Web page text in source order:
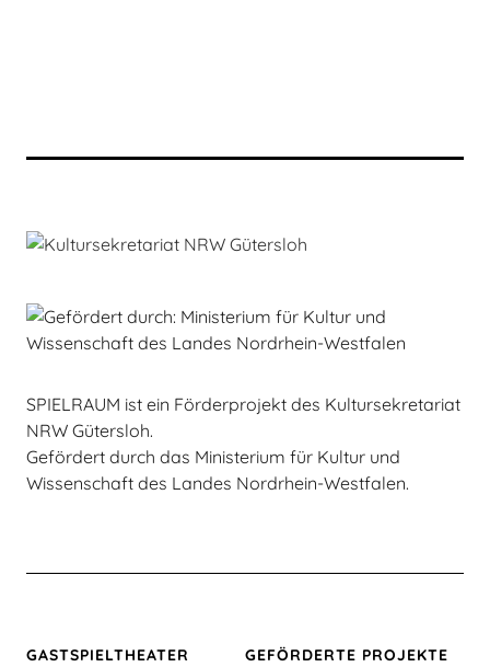
SPIELRAUM ist ein Förderprojekt des Kultursekretariat
NRW Gütersloh.
Gefördert durch das Ministerium für Kultur und
Wissenschaft des Landes Nordrhein-Westfalen.
GASTSPIEL­THEATER GEFÖRDERTE PROJEKTE